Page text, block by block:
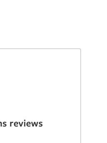
reviews